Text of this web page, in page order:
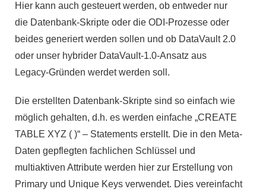
Hier kann auch gesteuert werden, ob entweder nur
die Datenbank-Skripte oder die ODI-Prozesse oder
beides generiert werden sollen und ob DataVault 2.0
oder unser hybrider DataVault-1.0-Ansatz aus
Legacy-Gründen werdet werden soll.
Die erstellten Datenbank-Skripte sind so einfach wie
möglich gehalten, d.h. es werden einfache „CREATE
TABLE XYZ ( )“ – Statements erstellt. Die in den Meta-
Daten gepflegten fachlichen Schlüssel und
multiaktiven Attribute werden hier zur Erstellung von
Primary und Unique Keys verwendet. Dies vereinfacht